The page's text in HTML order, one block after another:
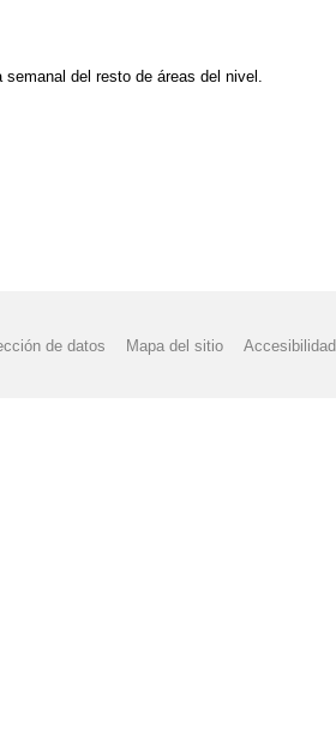
del resto de áreas del nivel.
de datos Mapa del sitio Accesibilidad